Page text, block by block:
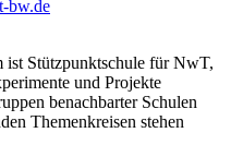
bw.de
Stützpunktschule für NwT,
und Projekte
benachbarter Schulen
Themenkreisen stehen